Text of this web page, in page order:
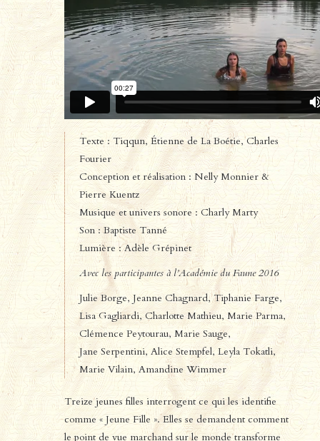
Texte : Tiqqun, Étienne de La Boétie, Charles
Fourier
Conception et réalisation : Nelly Monnier &
Pierre Kuentz
Musique et univers sonore : Charly Marty
Son : Baptiste Tanné
Lumière : Adèle Grépinet
Avec les participantes à l’Académie du Faune 2016
Julie Borge, Jeanne Chagnard, Tiphanie Farge,
Lisa Gagliardi, Charlotte Mathieu, Marie Parma,
Clémence Peytourau, Marie Sauge,
Jane Serpentini, Alice Stempfel, Leyla Tokatli,
Marie Vilain, Amandine Wimmer
Treize jeunes filles interrogent ce qui les identifie
comme « Jeune Fille ». Elles se demandent comment
le point de vue marchand sur le monde transforme